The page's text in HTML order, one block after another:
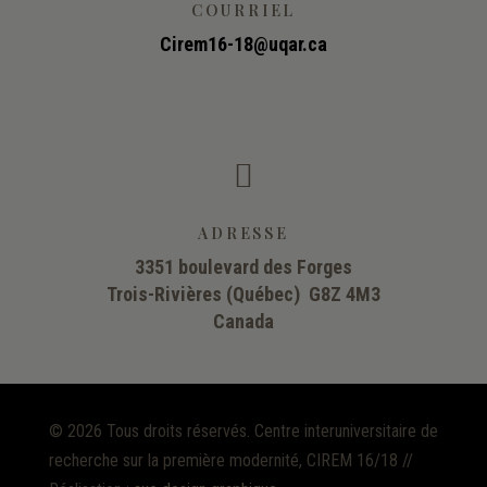
COURRIEL
Cirem16-18@uqar.ca

ADRESSE
3351 boulevard des Forges
Trois-Rivières (Québec) G8Z 4M3
Canada
© 2026 Tous droits réservés. Centre interuniversitaire de
recherche sur la première modernité, CIREM 16/18 //